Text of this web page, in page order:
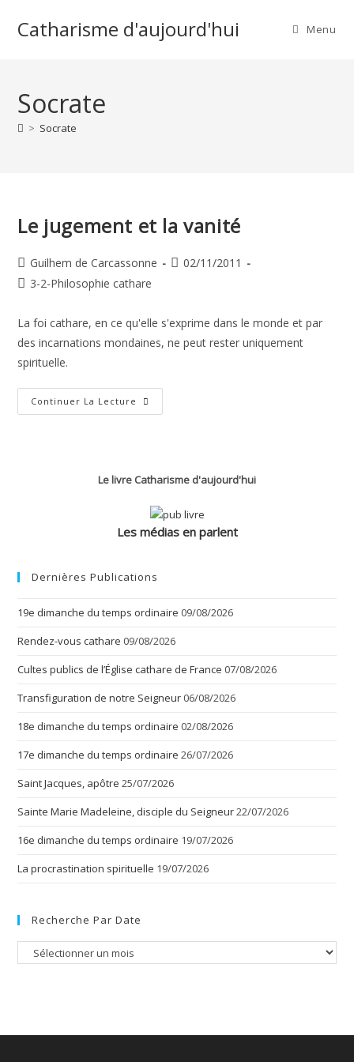
Catharisme d'aujourd'hui Menu
Socrate
> Socrate
Le jugement et la vanité
Auteur/autrice
de
Guilhem de Carcassonne
Publication
02/11/2011
Post3-2-Philosophie cathare
La foi cathare, en ce qu'elle s'exprime dans le monde et par
des incarnations mondaines, ne peut rester uniquement
spirituelle.
Continuer La Lecture Le
Jugement
Le livre Catharisme d'aujourd'hui
Les médias en parlent
Dernières Publications
19e dimanche du temps ordinaire 09/08/2026
Rendez-vous cathare 09/08/2026
Cultes publics de l’Église cathare de France 07/08/2026
Transfiguration de notre Seigneur 06/08/2026
18e dimanche du temps ordinaire 02/08/2026
17e dimanche du temps ordinaire 26/07/2026
Saint Jacques, apôtre 25/07/2026
Sainte Marie Madeleine, disciple du Seigneur22/07/2026
16e dimanche du temps ordinaire 19/07/2026
La procrastination spirituelle 19/07/2026
Recherche Par Date
Recherche